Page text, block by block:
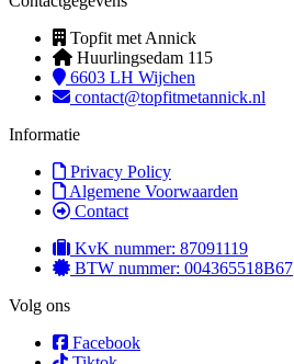
Topfit met Annick
Huurlingsedam 115
6603 LH Wijchen
contact@topfitmetannick.nl
Informatie
Privacy Policy
Algemene Voorwaarden
Contact
KvK nummer: 87091119
BTW nummer: 004365518B67
Volg ons
Facebook